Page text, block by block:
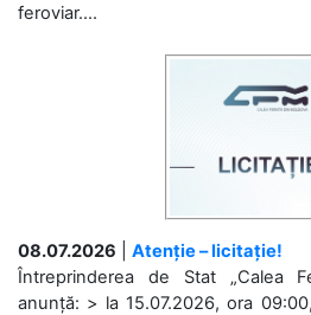
feroviar....
08.07.2026
Atenție – licitație!
Întreprinderea de Stat „Calea
anunță: > la 15.07.2026, ora